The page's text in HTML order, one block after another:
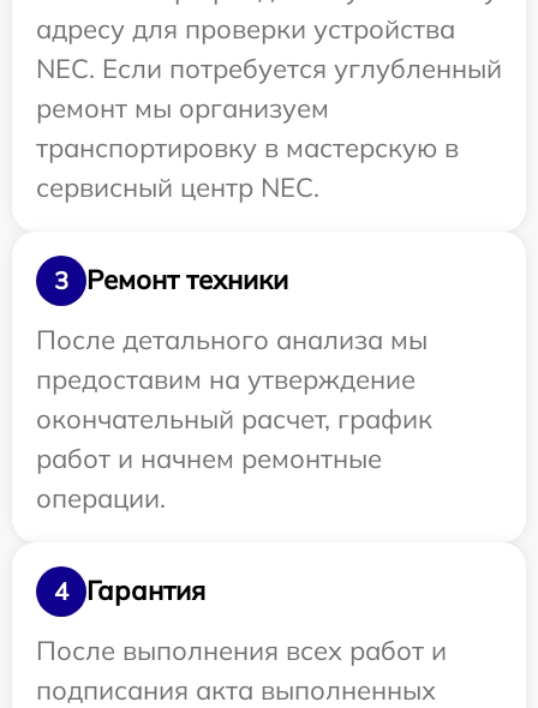
адресу для проверки устройства
NEC. Если потребуется углубленный
ремонт мы организуем
транспортировку в мастерскую в
сервисный центр NEC.
3
Ремонт техники
После детального анализа мы
предоставим на утверждение
окончательный расчет, график
работ и начнем ремонтные
операции.
4
Гарантия
После выполнения всех работ и
подписания акта выполненных